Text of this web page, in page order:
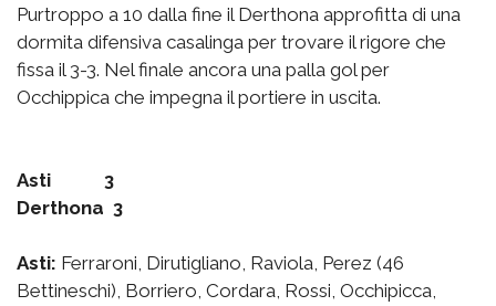
Purtroppo a 10 dalla fine il Derthona approfitta di una
dormita difensiva casalinga per trovare il rigore che
fissa il 3-3. Nel finale ancora una palla gol per
Occhippica che impegna il portiere in uscita.
Asti 3
Derthona 3
Asti: Ferraroni, Dirutigliano, Raviola, Perez (46
Bettineschi), Borriero, Cordara, Rossi, Occhipicca,